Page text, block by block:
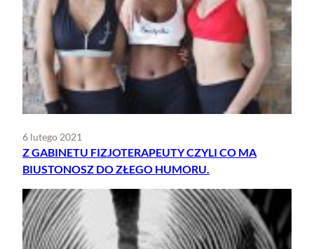
6 lutego 2021
Z GABINETU FIZJOTERAPEUTY CZYLI CO MA
BIUSTONOSZ DO ZŁEGO HUMORU.